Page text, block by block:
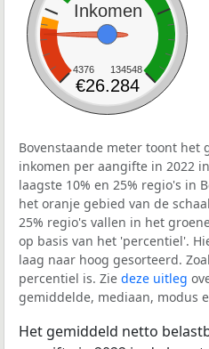
Inkomen
4376 134548
€26.284
Bovenstaande meter toont
inkomen per aangifte in 2022
laagste 10% en 25% regio's in
het oranje gebied van de
25% regio's vallen in het
op basis van het 'percentiel'.
laag naar hoog gesorteerd.
percentiel is. Zie deze uitleg
gemiddelde, mediaan, modus
Het gemiddeld netto